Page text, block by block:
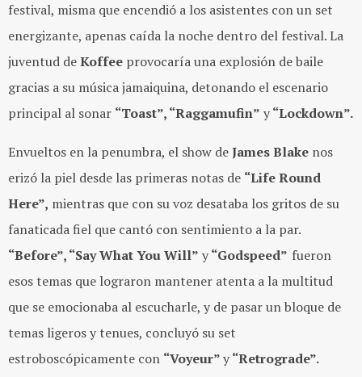
festival, misma que encendió a los asistentes con un set
energizante, apenas caída la noche dentro del festival. La
juventud deKoffee provocaría una explosión de baile
gracias a su música jamaiquina, detonando el escenario
principal al sonar “Toast”, “Raggamufin” y“Lockdown”.
Envueltos en la penumbra, el show deJames Blake nos
erizó la piel desde las primeras notas de “Life Round
Here”, mientras que con su voz desataba los gritos de su
fanaticada fiel que cantó con sentimiento a la par.
“Before”, “Say What You Will” y“Godspeed” fueron
esos temas que lograron mantener atenta a la multitud
que se emocionaba al escucharle, y de pasar un bloque de
temas ligeros y tenues, concluyó su set
estroboscópicamente con “Voyeur”y“Retrograde”.